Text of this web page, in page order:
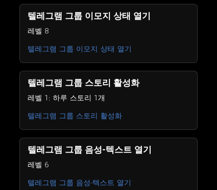
텔레그램 그룹 이모지 상태 열기
레벨 8
텔레그램 그룹 이모지 상태 열기
텔레그램 그룹 스토리 활성화
레벨 1: 하루 스토리 1개
텔레그램 그룹 스토리 활성화
텔레그램 그룹 음성-텍스트 열기
레벨 6
텔레그램 그룹 음성-텍스트 열기